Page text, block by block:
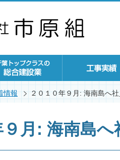
情報 ２０１０年９月: 海南島へ
９月: 海南島へ